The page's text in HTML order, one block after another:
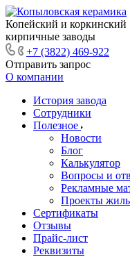
Копейский и коркинский
кирпичные заводы
+7 (3822) 469-922
Отправить запрос
О компании
История завода
Сотрудники
Полезное
Новости
Блог
Калькулятор
Вопросы и
Рекламные
Проекты
Сертификаты
Отзывы
Прайс-лист
Реквизиты